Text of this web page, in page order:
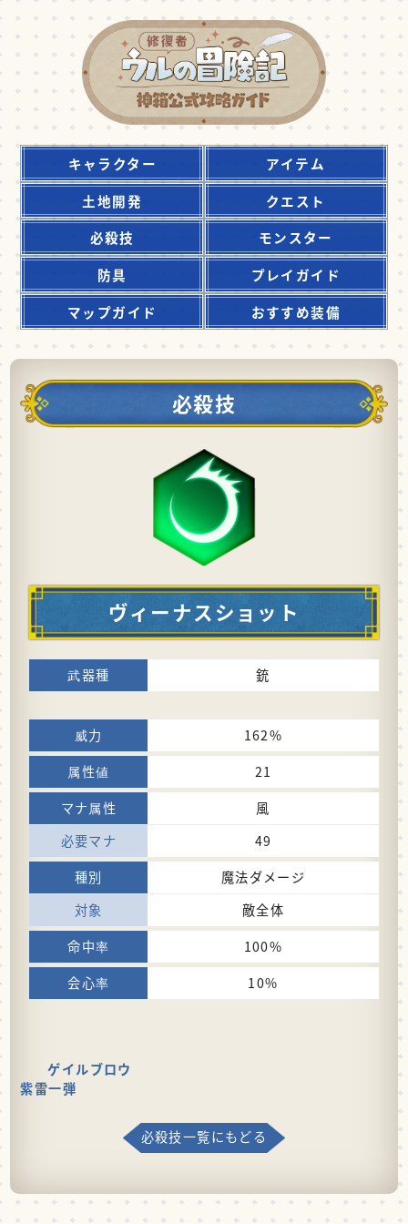
キャラクター
アイテム
土地開発
クエスト
必殺技
モンスター
防具
プレイガイド
マップガイド
おすすめ装備
必殺技
ヴィーナスショット
銃
162%
21
風
49
魔法ダメージ
敵全体
100%
10%
ゲイルブロウ
紫雷一弾
必殺技一覧にもどる